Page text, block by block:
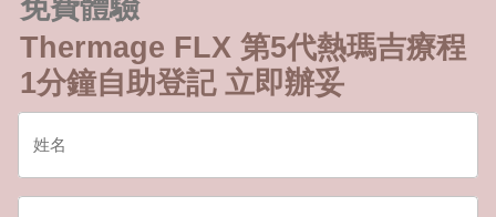
免費體驗
Thermage FLX 第5代熱瑪吉療程
1分鐘自助登記 立即辦妥